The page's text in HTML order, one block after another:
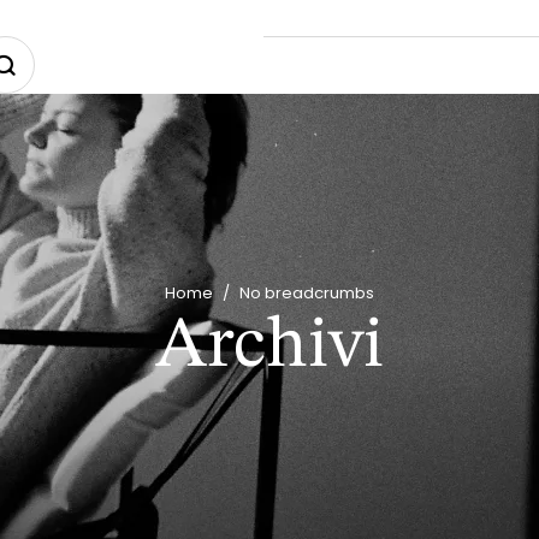
Home / No breadcrumbs
Archivi